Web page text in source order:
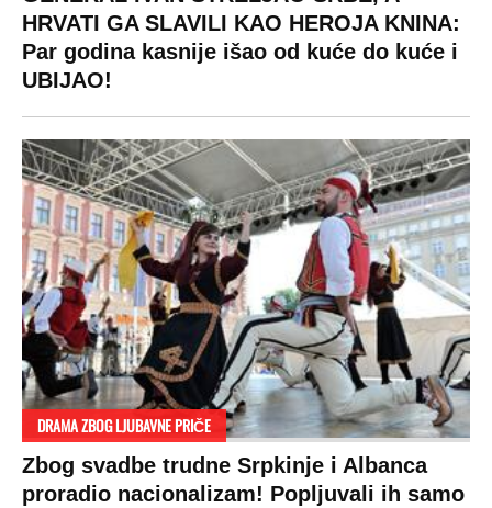
HRVATI GA SLAVILI KAO HEROJA KNINA:
Par godina kasnije išao od kuće do kuće i
UBIJAO!
DRAMA ZBOG LJUBAVNE PRIČE
Zbog svadbe trudne Srpkinje i Albanca
proradio nacionalizam! Popljuvali ih samo